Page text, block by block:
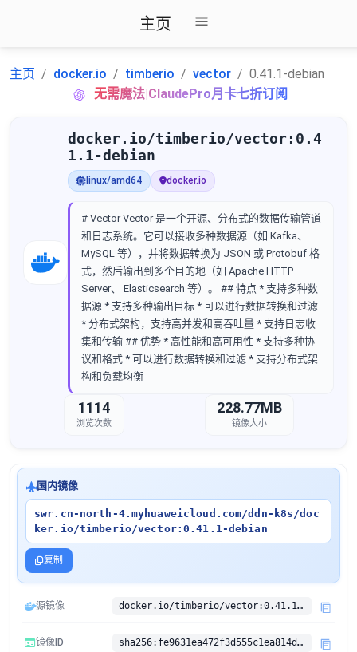
主页
主页 docker.io timberio vector
0.41.1-debian
无需魔法|ClaudePro月卡七折订阅
docker.io/timberio/vector:0.4
1.1-debian
linux/amd64 docker.io
# Vector Vector 是一个开源、分布式的数据传输管道
和日志系统。它可以接收多种数据源（如 Kafka、
MySQL 等），并将数据转换为 JSON 或 Protobuf 格
式，然后输出到多个目的地（如 Apache HTTP
Server、 Elasticsearch 等）。 ## 特点 * 支持多种数
据源 * 支持多种输出目标 * 可以进行数据转换和过滤
* 分布式架构，支持高并发和高吞吐量 * 支持日志收
集和传输 ## 优势 * 高性能和高可用性 * 支持多种协
议和格式 * 可以进行数据转换和过滤 * 支持分布式架
构和负载均衡
1114
浏览次数
228.77MB
镜像大小
国内镜像
swr.cn-north-4.myhuaweicloud.com/ddn-k8s/doc
ker.io/timberio/vector:0.41.1-debian
复制
源镜像 docker.io/timberio/vector:0.41.1-debian
镜像ID sha256:fe9631ea472f3d555c1ea814dafc1a698f7f822c342bb7b5780a0a3125eea2f6